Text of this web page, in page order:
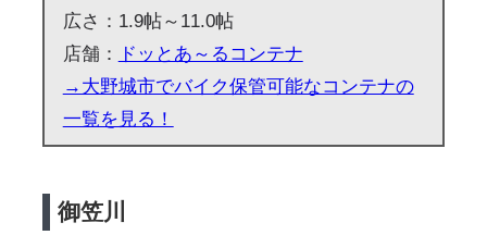
広さ：1.9帖～11.0帖
店舗：
ドッとあ～るコンテナ
→大野城市でバイク保管可能なコンテナの
一覧を見る！
御笠川